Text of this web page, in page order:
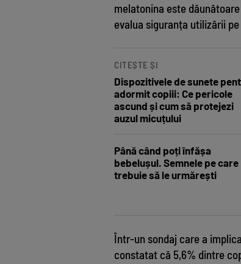
melatonina este
evalua siguranța utilizării
CITEȘTE ȘI
Dispozitivele de sunete
adormit copiii: Ce pericole
ascund și cum să protejezi
auzul micuțului
Până când poți înfășa
bebelușul. Semnele pe care
trebuie să le urmărești
Într-un sondaj care a
constatat că 5,6% dintre